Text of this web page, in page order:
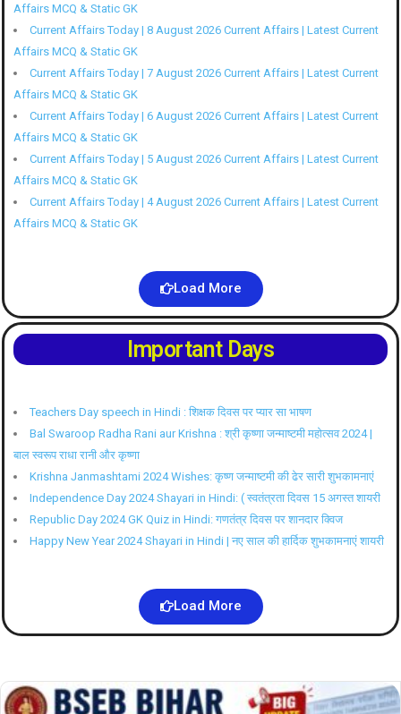
Affairs MCQ & Static GK
Current Affairs Today | 8 August 2026 Current Affairs | Latest Current
Affairs MCQ & Static GK
Current Affairs Today | 7 August 2026 Current Affairs | Latest Current
Affairs MCQ & Static GK
Current Affairs Today | 6 August 2026 Current Affairs | Latest Current
Affairs MCQ & Static GK
Current Affairs Today | 5 August 2026 Current Affairs | Latest Current
Affairs MCQ & Static GK
Current Affairs Today | 4 August 2026 Current Affairs | Latest Current
Affairs MCQ & Static GK
Load More
Important Days
Teachers Day speech in Hindi : शिक्षक दिवस पर प्यार सा भाषण
Bal Swaroop Radha Rani aur Krishna : श्री कृष्णा जन्माष्टमी महोत्सव 2024 |
बाल स्वरूप राधा रानी और कृष्णा
Krishna Janmashtami 2024 Wishes: कृष्ण जन्माष्टमी की ढेर सारी शुभकामनाएं
Independence Day 2024 Shayari in Hindi: ( स्वतंत्रता दिवस 15 अगस्त शायरी
Republic Day 2024 GK Quiz in Hindi: गणतंत्र दिवस पर शानदार क्विज
Happy New Year 2024 Shayari in Hindi | नए साल की हार्दिक शुभकामनाएं शायरी
Load More